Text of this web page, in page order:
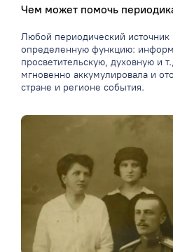
Чем может помочь
Любой периодический источник
определенную функцию:
просветительскую, духовную и
мгновенно аккумулировала и
стране и регионе события.